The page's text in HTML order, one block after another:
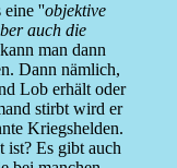
eine ''objektive
auch die
man dann
Dann nämlich,
Lob erhält oder
stirbt wird er
Kriegshelden.
ist? Es gibt auch